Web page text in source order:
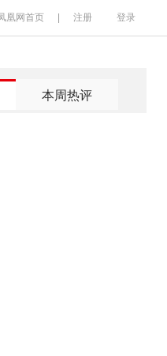
凰网首页 注册 登录
本周热评